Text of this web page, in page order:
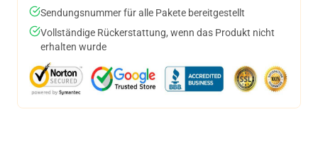
Sendungsnummer für alle Pakete bereitgestellt
Vollständige Rückerstattung, wenn das Produkt nicht
erhalten wurde